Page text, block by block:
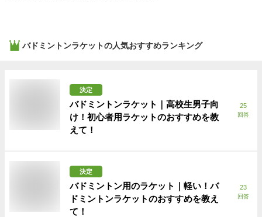
バドミントンラケットの人気おすすめランキング
決定
バドミントンラケット｜高校生男子向
け！初心者用ラケットのおすすめを教
えて！
25
回答
決定
バドミントン用のラケット｜軽い！バ
ドミントンラケットのおすすめを教え
て！
23
回答